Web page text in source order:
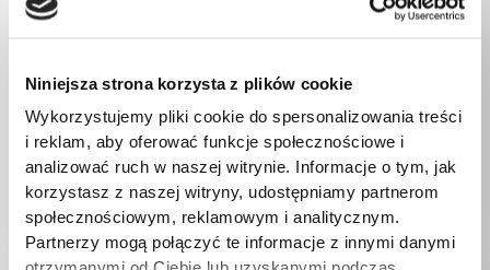
Niniejsza strona korzysta z plików cookie
Wykorzystujemy pliki cookie do spersonalizowania treści
i reklam, aby oferować funkcje społecznościowe i
analizować ruch w naszej witrynie. Informacje o tym, jak
korzystasz z naszej witryny, udostępniamy partnerom
społecznościowym, reklamowym i analitycznym.
Partnerzy mogą połączyć te informacje z innymi danymi
Acces Point Wi-Fi 6 Ubiquiti
2.4GHz(2×2)/5GHz(4×4)/6GHz(-)
PoE+/PoE 4x1G 1×2,5G
Acces Point Wi-Fi 6 Ubiquiti
2.4GHz(2×2)/5GHz(4×4)
PoE 1x1G